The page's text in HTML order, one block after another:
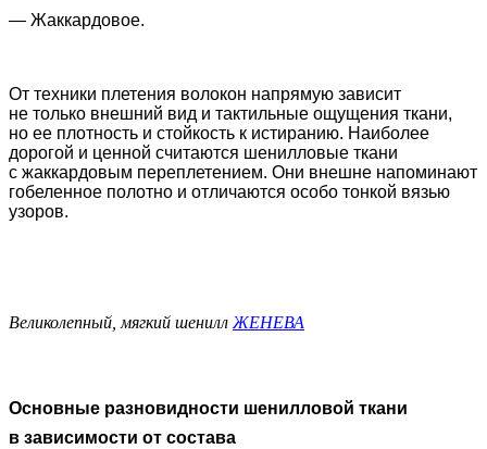
— Жаккардовое.
От техники плетения волокон напрямую зависит
не только внешний вид и тактильные ощущения ткани,
но ее плотность и стойкость к истиранию. Наиболее
дорогой и ценной считаются шенилловые ткани
с жаккардовым переплетением. Они внешне напоминают
гобеленное полотно и отличаются особо тонкой вязью
узоров.
Великолепный, мягкий шенилл ЖЕНЕВА
Основные разновидности шенилловой ткани
в зависимости от состава